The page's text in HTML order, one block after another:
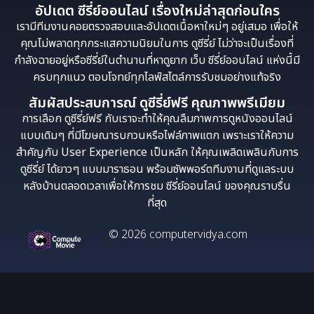
ซีรี่ย์จีนมาใหม่ ซีรี่ย์วาย ซีรีย์ไทย
ดูซีรีย์ Netflix ดูซีรีย์จีน ดูซีรีย์ญี่ปุ่น
ดูซีรีย์ฝรั่ง ดูซีรีย์เกาหลี ดูซีรีย์เกาหลี
ดูซีรีย์เกาหลี ดูหนังออนไลน์ พากย์ไทย
มิตรภาพ หนังต่างประเทศ
อัปเดต ซีรี่ย์ออนไลน์ เรื่องใหม่ล่าสุดก่อนใคร
เรามีทีมงานคอยตรวจสอบและอัปเดตเนื้อหาใหม่ๆ อยู่เสมอ เพื่อให้
คุณไม่พลาดทุกกระแสความนิยมในการ ดูซีรี่ย์ ไม่ว่าจะเป็นเรื่องที่
กำลังฉายอยู่หรือซีรี่ย์ในตำนานที่หาดูยาก เว็บ ซีรี่ย์ออนไลน์ แห่งนี้มี
ครบทุกแนว ตอบโจทย์ทุกไลฟ์สไตล์การรับชมอย่างแท้จริง
สัมผัสประสบการณ์ ดูซีรี่ย์ฟรี คุณภาพพรีเมียม
การเลือก ดูซีรี่ย์ฟรี กับเราจะทำให้คุณลืมภาพการดูหนังออนไลน์
แบบเดิมๆ ที่มีโฆษณารบกวนหรือไฟล์ภาพแตก เพราะเราให้ความ
สำคัญกับ User Experience เป็นหลัก ให้คุณเพลิดเพลินกับการ
ดูซีรี่ย์ ได้ยาวๆ แบบมาราธอน พร้อมซัพพอร์ตทีมงานที่ดูแลระบบ
หลังบ้านตลอดเวลาเพื่อให้การชม ซีรี่ย์ออนไลน์ ของคุณราบรื่น
ที่สุด
© 2026 computervidya.com